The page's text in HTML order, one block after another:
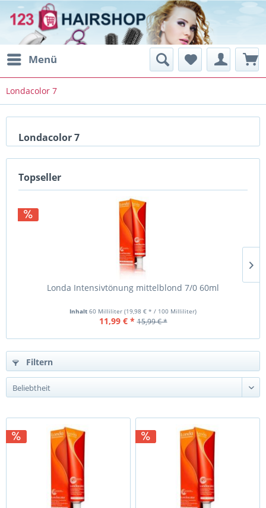
Menü
Londacolor 7
Londacolor 7
Topseller
Londa Intensivtönung mittelblond 7/0 60ml
Inhalt 60 Milliliter (19,98 € * / 100 Milliliter)
11,99 € * 15,99 € *
Filtern